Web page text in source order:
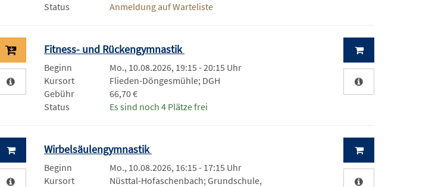
Status
Anmeldung auf Warteliste
Fitness- und Rückengymnastik
Beginn
Mo., 10.08.2026, 19:15 - 20:15 Uhr
Kursort
Flieden-Döngesmühle; DGH
Gebühr
66,70 €
Status
Es sind noch 4 Plätze frei
Wirbelsäulengymnastik
Beginn
Mo., 10.08.2026, 16:15 - 17:15 Uhr
Kursort
Nüsttal-Hofaschenbach; Grundschule,